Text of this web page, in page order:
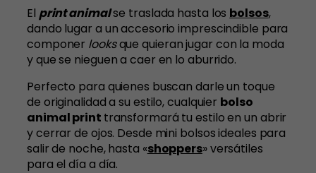
El print animalse traslada hasta los bolsos,
dando lugar a un accesorio imprescindible para
componer looksque quieran jugar con la moda
y que se nieguen a caer en lo aburrido.
Perfecto para quienes buscan darle un toque
de originalidad a su estilo, cualquier bolso
animal print transformará tu estilo en un abrir
y cerrar de ojos. Desde mini bolsos ideales para
salir de noche, hasta «shoppers» versátiles
para el día a día.